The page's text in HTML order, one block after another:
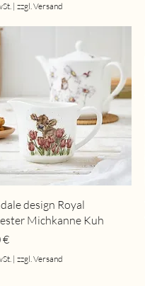
| zzgl. Versand
Schnellansicht
design Royal
Michkanne Kuh
€
| zzgl. Versand